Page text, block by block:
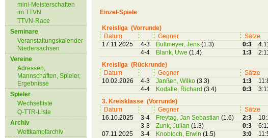
mini-Meisterschaften
im TTVN
TTVN-Race
Seminare
Veranstaltungskalender
Niedersachsen
Vereine
Adressen,
Mannschaften, Spieler,
Ergebnisse
Spieler
Wechselliste
Q-TTR-Liste
Archiv
Wettkampfarchiv
Einzel-Spiele
Kreisliga (Vorrunde)
Datum
Gegner Sätze
17.11.2025
4-3 Bultmeyer, Jens (1.3) 0:3
4-4
Blank, Uwe (1.4) 1:3
Kreisliga (Rückrunde)
Datum
Gegner Sätze
10.02.2026
4-3 Janßen, Wilko (3.3) 1:3
4-4
Kodalle, Richard (3.4) 0:3
3. Kreisklasse (Vorrunde)
Datum
Gegner Sätze
16.10.2025
3-4 Freytag, Jan Sebastian (1.6) 2:3
3-3
Zunk, Julian (1.3) 0:3
07.11.2025
3-4 Knobloch, Erwin (1.5) 3:0